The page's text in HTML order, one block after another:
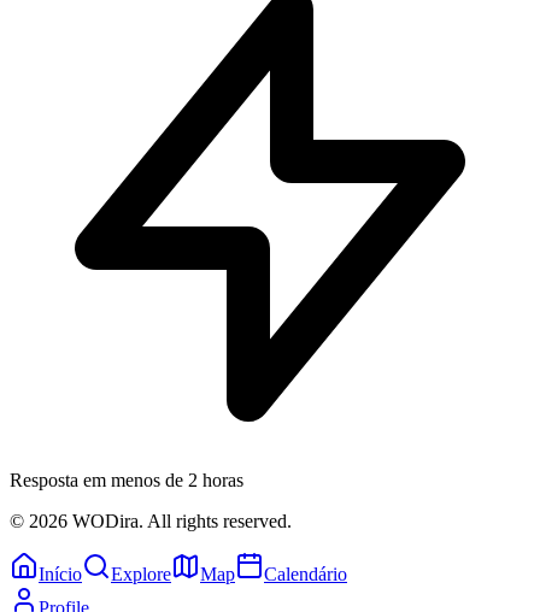
Resposta em menos de 2 horas
© 2026 WODira. All rights reserved.
Início Explore Map
Calendário